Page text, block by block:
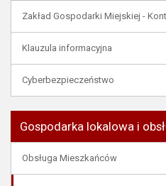
Zakład Gospodarki Miejskiej -
Klauzula informacyjna
Cyberbezpieczeństwo
Gospodarka lokalowa i
Obsługa Mieszkańców